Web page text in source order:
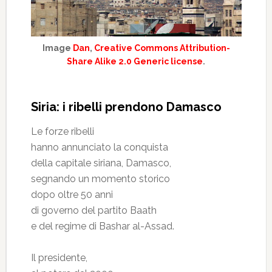
Image Dan, Creative Commons Attribution-
Share Alike 2.0 Generic license.
Siria: i ribelli prendono Damasco
Le forze ribelli
hanno annunciato la conquista
della capitale siriana, Damasco,
segnando un momento storico
dopo oltre 50 anni
di governo del partito Baath
e del regime di Bashar al-Assad.
Il presidente,